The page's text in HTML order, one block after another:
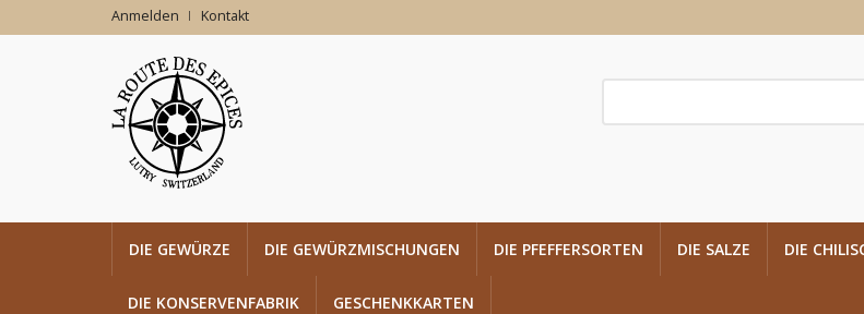
Anmelden Kontakt
DIE GEWÜRZE DIE GEWÜRZMISCHUNGEN DIE PFEFFERSORTEN DIE SALZE DIE
DIE KONSERVENFABRIK GESCHENKKARTEN